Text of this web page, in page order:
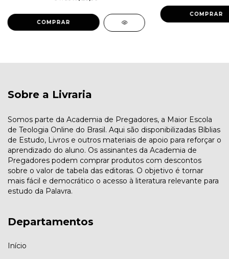
Sobre a Livraria
Somos parte da Academia de Pregadores, a Maior Escola
de Teologia Online do Brasil. Aqui são disponibilizadas Bíblias
de Estudo, Livros e outros materiais de apoio para reforçar o
aprendizado do aluno. Os assinantes da Academia de
Pregadores podem comprar produtos com descontos
sobre o valor de tabela das editoras. O objetivo é tornar
mais fácil e democrático o acesso à literatura relevante para
estudo da Palavra.
Departamentos
Início